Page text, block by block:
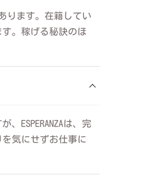
ります。在籍してい
。稼げる秘訣のほ
ESPERANZAは、完
気にせずお仕事に